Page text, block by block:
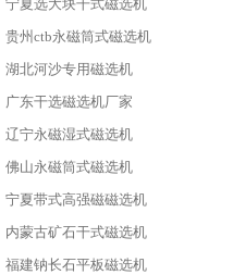
宁夏选大块干式磁选机
贵州ctb永磁筒式磁选机
湖北河沙专用磁选机
广东干选磁选机厂家
辽宁永磁湿式磁选机
佛山永磁筒式磁选机
宁夏带式高强磁磁选机
内蒙古矿石干式磁选机
福建钠长石平板磁选机